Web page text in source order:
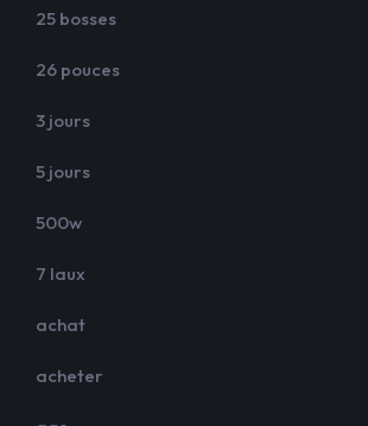
25 bosses
26 pouces
3 jours
5 jours
500w
7 laux
achat
acheter